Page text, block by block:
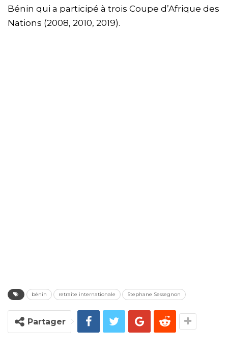
Bénin qui a participé à trois Coupe d’Afrique des
Nations (2008, 2010, 2019).
bénin retraite internationale Stephane Sessegnon
Partager